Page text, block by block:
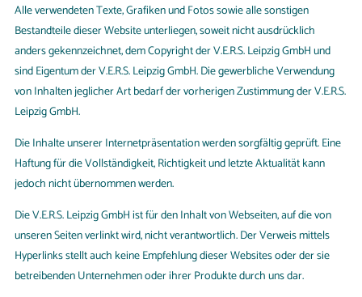
Alle verwendeten Texte, Grafiken und Fotos sowie alle sonstigen
Bestandteile dieser Website unterliegen, soweit nicht ausdrücklich
anders gekennzeichnet, dem Copyright der V.E.R.S. Leipzig GmbH und
sind Eigentum der V.E.R.S. Leipzig GmbH. Die gewerbliche Verwendung
von Inhalten jeglicher Art bedarf der vorherigen Zustimmung der V.E.R.S.
Leipzig GmbH.
Die Inhalte unserer Internetpräsentation werden sorgfältig geprüft. Eine
Haftung für die Vollständigkeit, Richtigkeit und letzte Aktualität kann
jedoch nicht übernommen werden.
Die V.E.R.S. Leipzig GmbH ist für den Inhalt von Webseiten, auf die von
unseren Seiten verlinkt wird, nicht verantwortlich. Der Verweis mittels
Hyperlinks stellt auch keine Empfehlung dieser Websites oder der sie
betreibenden Unternehmen oder ihrer Produkte durch uns dar.